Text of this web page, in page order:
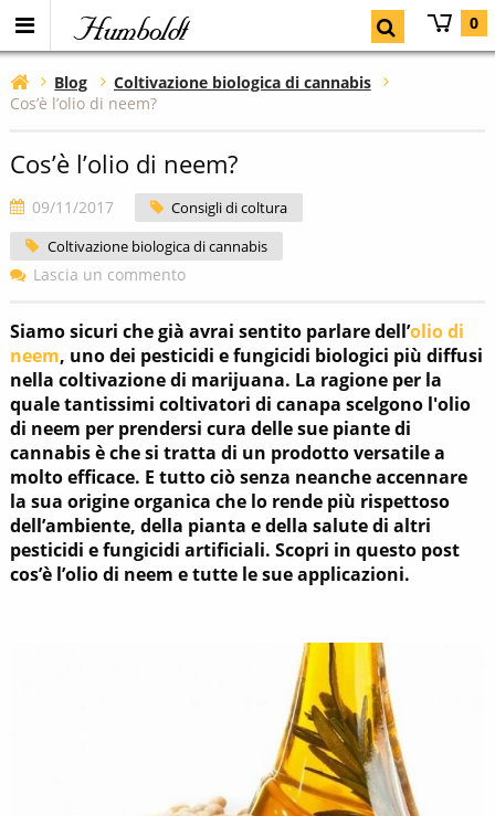
Humboldt 0
Blog
Coltivazione biologica di cannabis
Cos’è l’olio di neem?
Cos’è l’olio di neem?
09/11/2017
Consigli di coltura
Coltivazione biologica di cannabis
Lascia un commento
Siamo sicuri che già avrai sentito parlare dell’olio di
neem, uno dei pesticidi e fungicidi biologici più diffusi
nella coltivazione di marijuana. La ragione per la
quale tantissimi coltivatori di canapa scelgono l'olio
di neem per prendersi cura delle sue piante di
cannabis è che si tratta di un prodotto versatile a
molto efficace. E tutto ciò senza neanche accennare
la sua origine organica che lo rende più rispettoso
dell’ambiente, della pianta e della salute di altri
pesticidi e fungicidi artificiali. Scopri in questo post
cos’è l’olio di neem e tutte le sue applicazioni.